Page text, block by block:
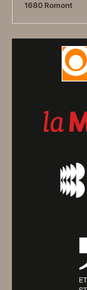
1680 Romont